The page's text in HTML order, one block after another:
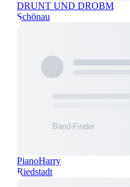
DRUNT UND DROBM
Schönau
PianoHarry
Riedstadt